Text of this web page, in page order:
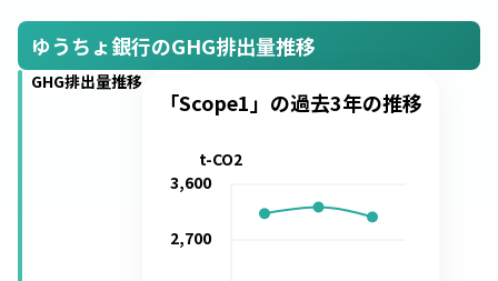
ゆうちょ銀行のGHG排出量推移
GHG排出量推移
「Scope1」の過去3年の推移
2,700
3,600
t-CO2